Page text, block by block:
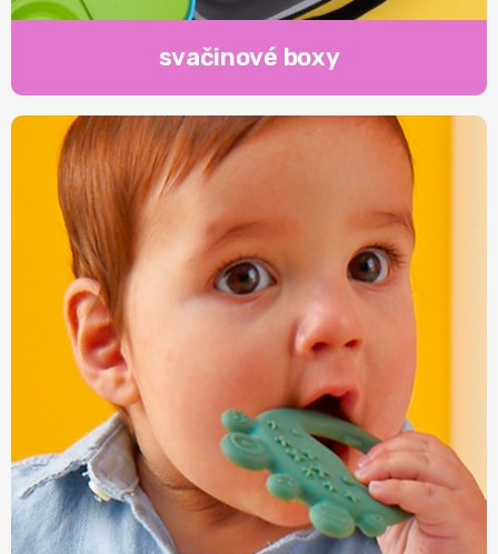
svačinové boxy